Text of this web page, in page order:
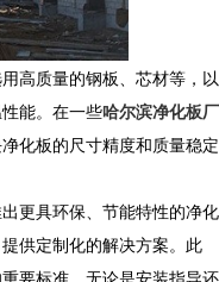
高质量的钢板、芯材等，以
能。在一些哈尔滨净化板厂
化板的尺寸精度和质量稳定
更具环保、节能特性的净化
供定制化的解决方案。此